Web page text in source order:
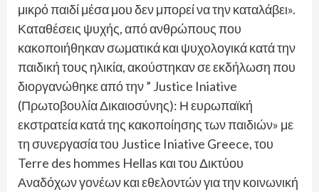
μικρό παιδί μέσα μου δεν μπορεί να την καταλάβει».
Καταθέσεις ψυχής, από ανθρώπους που
κακοποιήθηκαν σωματικά και ψυχολογικά κατά την
παιδική τους ηλικία, ακούστηκαν σε εκδήλωση που
διοργανώθηκε από την ” Justice Iniative
(Πρωτοβουλία Δικαιοσύνης): Η ευρωπαϊκή
εκστρατεία κατά της κακοποίησης των παιδιών» με
τη συνεργασία του Justice Iniative Greece, του
Terre des hommes Hellas και του Δικτύου
Αναδόχων γονέων και εθελοντών για την κοινωνική